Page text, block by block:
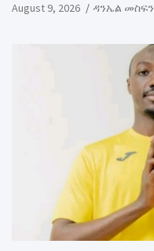
August 9, 2026 ዳንኤል መስፍን